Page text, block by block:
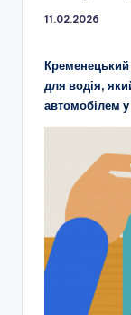
11.02.2026
для водія,
автомобілем у